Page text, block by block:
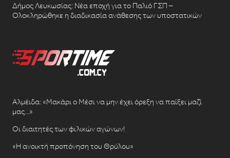
Δήμος Λευκωσίας: Νέα εποχή για το Παλιό ΓΣΠ –
Ολοκληρώθηκε η διαδικασία ανάθεσης των υποστατικών
Αλμέιδα: «Μακάρι ο Μέσι να μην έχει όρεξη να παίξει μαζί
μας…»
Οι διαιτητές των φιλικών αγώνων!
«Η ανοικτή προπόνηση του Θρύλου»